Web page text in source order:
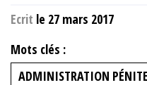
Ecrit le 27 mars 2017
Mots clés :
ADMINISTRATION